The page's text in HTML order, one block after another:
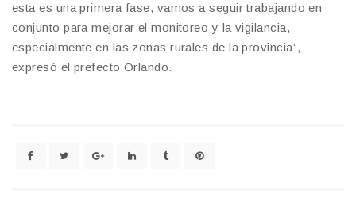
esta es una primera fase, vamos a seguir trabajando en
conjunto para mejorar el monitoreo y la vigilancia,
especialmente en las zonas rurales de la provincia”,
expresó el prefecto Orlando.